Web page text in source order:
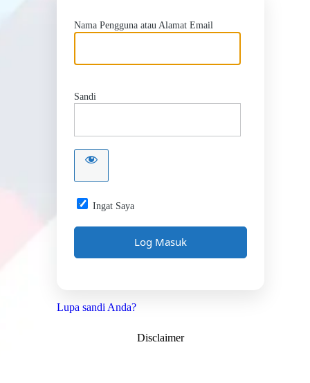
Nama Pengguna atau Alamat Email
Sandi
Ingat Saya
Lupa sandi Anda?
Disclaimer